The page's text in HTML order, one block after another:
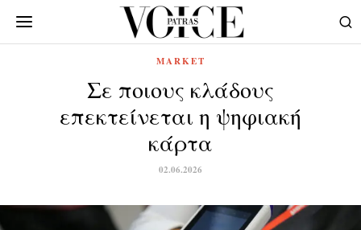
MARKET
Σε ποιους κλάδους
επεκτείνεται η ψηφιακή
κάρτα
02.06.2026